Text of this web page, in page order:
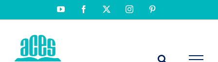
YouTubeFacebook Instagram